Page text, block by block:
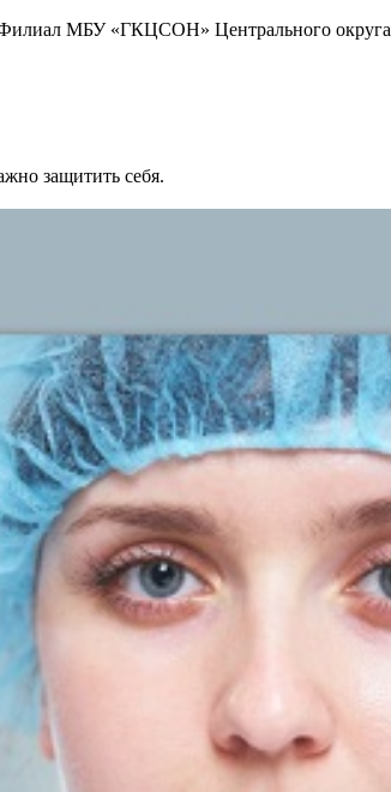
МБУ «ГКЦСОН» Центрального округа
защитить себя.